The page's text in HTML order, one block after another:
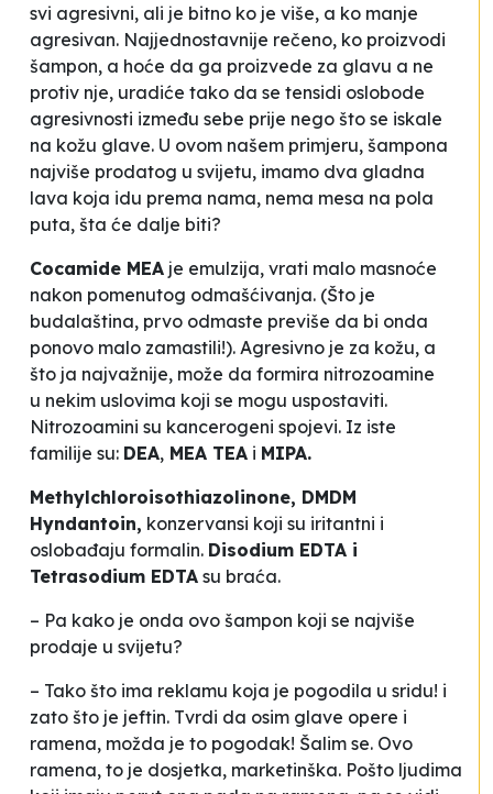
svi agresivni, ali je bitno ko je više, a ko manje
agresivan. Najjednostavnije rečeno, ko proizvodi
šampon, a hoće da ga proizvede za glavu a ne
protiv nje, uradiće tako da se tensidi oslobode
agresivnosti između sebe prije nego što se iskale
na kožu glave. U ovom našem primjeru, šampona
najviše prodatog u svijetu, imamo dva gladna
lava koja idu prema nama, nema mesa na pola
puta, šta će dalje biti?
Cocamide MEA je emulzija, vrati malo masnoće
nakon pomenutog odmašćivanja. (Što je
budalaština, prvo odmaste previše da bi onda
ponovo malo zamastili!). Agresivno je za kožu, a
što ja najvažnije, može da formira nitrozoamine
u nekim uslovima koji se mogu uspostaviti.
Nitrozoamini su kancerogeni spojevi. Iz iste
familije su: DEA, MEA TEA i MIPA.
Methylchloroisothiazolinone, DMDM
Hyndantoin, konzervansi koji su iritantni i
oslobađaju formalin. Disodium EDTA i
Tetrasodium EDTA su braća.
– Pa kako je onda ovo šampon koji se najviše
prodaje u svijetu?
– Tako što ima reklamu koja je pogodila u sridu! i
zato što je jeftin. Tvrdi da osim glave opere i
ramena, možda je to pogodak! Šalim se. Ovo
ramena, to je dosjetka, marketinška. Pošto ljudima